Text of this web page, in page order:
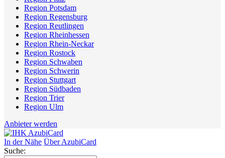
Region Potsdam
Region Regensburg
Region Reutlingen
Region Rheinhessen
Region Rhein-Neckar
Region Rostock
Region Schwaben
Region Schwerin
Region Stuttgart
Region Südbaden
Region Trier
Region Ulm
Anbieter werden
In der Nähe Über AzubiCard
Suche: